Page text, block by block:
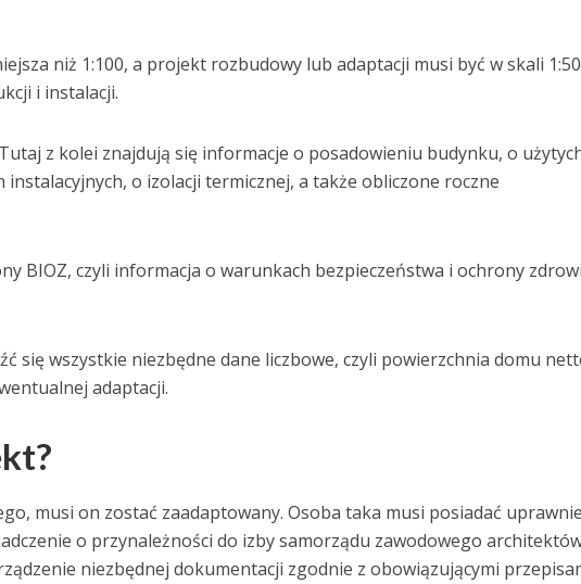
niż 1:100, a projekt rozbudowy lub adaptacji musi być w skali
i instalacji.
z kolei znajdują się informacje o posadowieniu budynku, o
o izolacji termicznej, a także obliczone roczne
BIOZ, czyli informacja o warunkach bezpieczeństwa i ochrony
się wszystkie niezbędne dane liczbowe, czyli powierzchnia domu
adaptacji.
musi on zostać zaadaptowany. Osoba taka musi posiadać
o przynależności do izby samorządu zawodowego
niezbędnej dokumentacji zgodnie z obowiązującymi